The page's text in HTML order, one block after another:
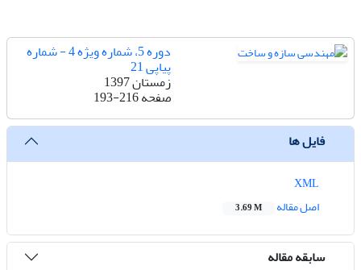
دوره 5، شماره ویژه 4 - شماره
پیاپی 21
زمستان 1397
صفحه193-216
فایل ها
اصل مقاله
3.69 M
سابقه مقاله